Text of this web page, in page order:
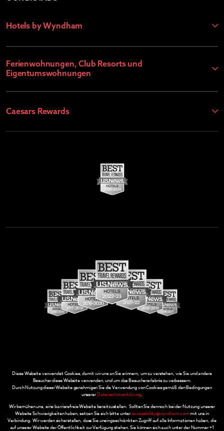
Hotels by Wyndham
Ferienwohnungen, Club Resorts und
Eigentumswohnungen
Caesars Rewards
Diese Website verwendet Cookies, damit wir uns an Sie erinnern, um zu verstehen, wie Sie und andere
Besucher diese Website verwenden, und um das Besuchererlebnis zu verbessern.
Durch Nutzung dieser Website genehmigen Sie die Verwendung von Cookies gemäß den Bedingungen
unsererDatenschutzerklärung.
Wir bemühen uns, eine barrierefreie Website bereitzustellen. Sollten Sie dennoch bei der Nutzung unserer
Website Schwierigkeiten haben, setzen Sie sich bitte unteraccessibility@wyndham.commit uns in
Verbindung. Wir werden sicherstellen, dass Sie uneingeschränkten Zugriff auf alle Informationen haben, die
auf unserer Website der Öffentlichkeit zur Verfügung stehen. Sie können sich auch unter der Nummer +1